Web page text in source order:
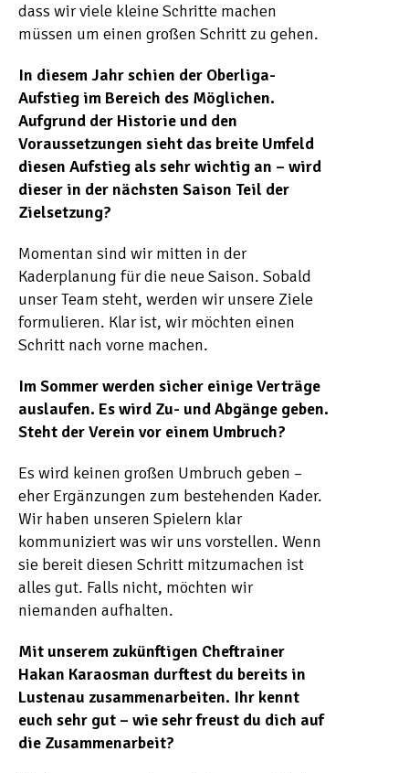
dass wir viele kleine Schritte machen
müssen um einen großen Schritt zu gehen.
In diesem Jahr schien der Oberliga-
Aufstieg im Bereich des Möglichen.
Aufgrund der Historie und den
Voraussetzungen sieht das breite Umfeld
diesen Aufstieg als sehr wichtig an – wird
dieser in der nächsten Saison Teil der
Zielsetzung?
Momentan sind wir mitten in der
Kaderplanung für die neue Saison. Sobald
unser Team steht, werden wir unsere Ziele
formulieren. Klar ist, wir möchten einen
Schritt nach vorne machen.
Im Sommer werden sicher einige Verträge
auslaufen. Es wird Zu- und Abgänge geben.
Steht der Verein vor einem Umbruch?
Es wird keinen großen Umbruch geben –
eher Ergänzungen zum bestehenden Kader.
Wir haben unseren Spielern klar
kommuniziert was wir uns vorstellen. Wenn
sie bereit diesen Schritt mitzumachen ist
alles gut. Falls nicht, möchten wir
niemanden aufhalten.
Mit unserem zukünftigen Cheftrainer
Hakan Karaosman durftest du bereits in
Lustenau zusammenarbeiten. Ihr kennt
euch sehr gut – wie sehr freust du dich auf
die Zusammenarbeit?